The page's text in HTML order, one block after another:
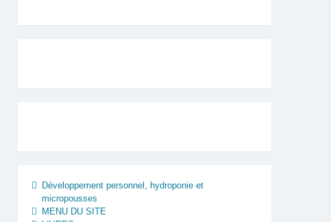
Développement personnel, hydroponie et
micropousses
MENU DU SITE